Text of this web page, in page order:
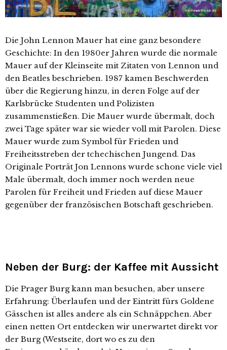
Die John Lennon Mauer hat eine ganz besondere
Geschichte: In den 1980er Jahren wurde die normale
Mauer auf der Kleinseite mit Zitaten von Lennon und
den Beatles beschrieben. 1987 kamen Beschwerden
über die Regierung hinzu, in deren Folge auf der
Karlsbrücke Studenten und Polizisten
zusammenstießen. Die Mauer wurde übermalt, doch
zwei Tage später war sie wieder voll mit Parolen. Diese
Mauer wurde zum Symbol für Frieden und
Freiheitsstreben der tchechischen Jungend. Das
Originale Porträt Jon Lennons wurde schone viele viel
Male übermalt, doch immer noch werden neue
Parolen für Freiheit und Frieden auf diese Mauer
gegenüber der französischen Botschaft geschrieben.
Neben der Burg: der Kaffee mit Aussicht
Die Prager Burg kann man besuchen, aber unsere
Erfahrung: Überlaufen und der Eintritt fürs Goldene
Gässchen ist alles andere als ein Schnäppchen. Aber
einen netten Ort entdecken wir unerwartet direkt vor
der Burg (Westseite, dort wo es zu den